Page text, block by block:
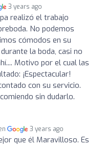
3 years ago
realizó el trabajo
No podemos
cómodos en su
la boda, casi no
Motivo por el cual las
¡Espectacular!
con su servicio.
sin dudarlo.
3 years ago
que él Maravilloso. Es